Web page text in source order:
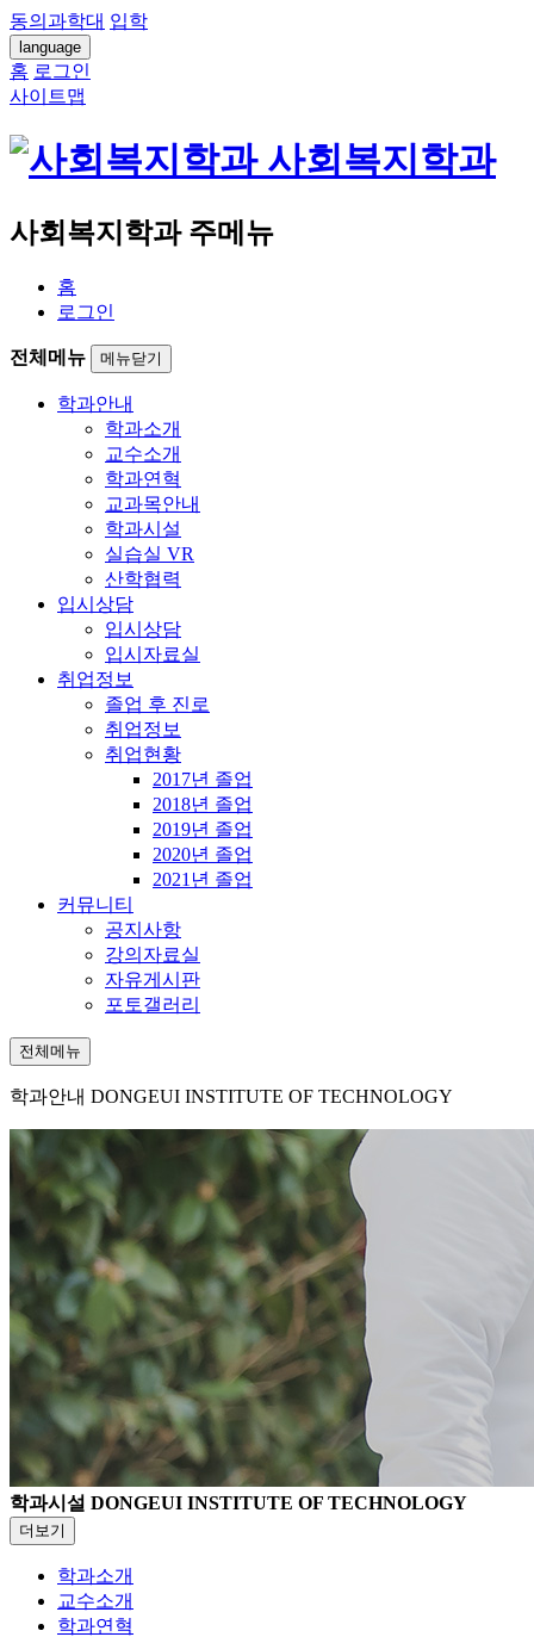
동의과학대 입학
language
홈 로그인
사이트맵
사회복지학과
사회복지학과 주메뉴
홈
로그인
전체메뉴 메뉴닫기
학과안내
학과소개
교수소개
학과연혁
교과목안내
학과시설
실습실 VR
산학협력
입시상담
입시상담
입시자료실
취업정보
졸업 후 진로
취업정보
취업현황
2017년 졸업
2018년 졸업
2019년 졸업
2020년 졸업
2021년 졸업
커뮤니티
공지사항
강의자료실
자유게시판
포토갤러리
전체메뉴
학과안내 DONGEUI INSTITUTE OF TECHNOLOGY
학과시설 DONGEUI INSTITUTE OF TECHNOLOGY
더보기
학과소개
교수소개
학과연혁